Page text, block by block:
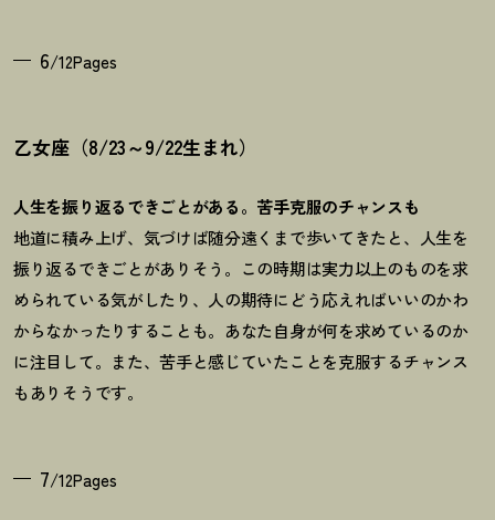
6/12Pages
乙女座（8/23～9/22生まれ）
人生を振り返るできごとがある。苦手克服のチャンスも
地道に積み上げ、気づけば随分遠くまで歩いてきたと、人生を
振り返るできごとがありそう。この時期は実力以上のものを求
められている気がしたり、人の期待にどう応えればいいのかわ
からなかったりすることも。あなた自身が何を求めているのか
に注目して。また、苦手と感じていたことを克服するチャンス
もありそうです。
7/12Pages